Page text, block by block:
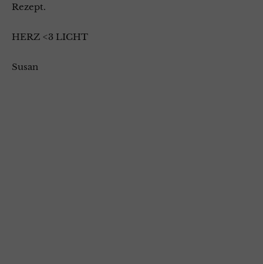
Rezept.
HERZ <3 LICHT
Susan